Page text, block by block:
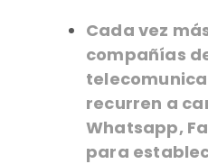
Cada vez
compañías
recurren a
Whatsapp,
para